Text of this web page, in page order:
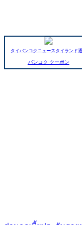
タイバンコクニュースタイランド
バンコク クーポン